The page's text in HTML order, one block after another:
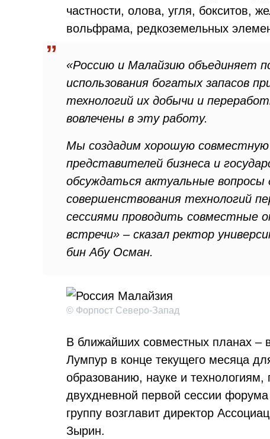
частности, олова, угля, бокситов,
вольфрама, редкоземельных
«Россию и Малайзию объединяет
использования богатых запасов
технологий их добычи и
вовлечены в эту работу.
Мы создадим хорошую
представителей бизнеса и
обсуждаться актуальные вопросы
совершенствования технологий
сессиями проводить совместные
встречи» – сказал ректор
бин Абу Осман.
© Форпост Северо-Запад
В ближайших совместных планах –
Лумпур в конце текущего месяца
образованию, науке и технологиям,
двухдневной первой сессии
группу возглавит директор
Зырин.